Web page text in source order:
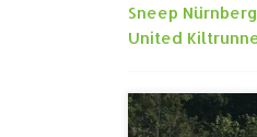
Sneep Nürnberg
United
Das